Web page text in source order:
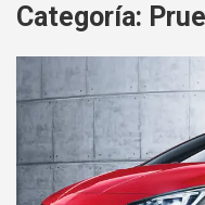
Categoría: